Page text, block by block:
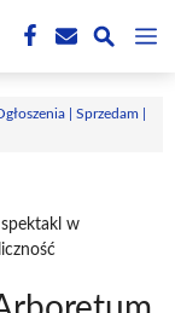
| Sprzedam |
w